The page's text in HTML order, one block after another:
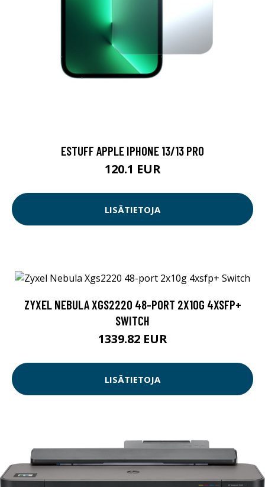
ESTUFF APPLE IPHONE 13/13 PRO
120.1 EUR
LISÄTIETOJA
ZYXEL NEBULA XGS2220 48-PORT 2X10G 4XSFP+
SWITCH
1339.82 EUR
LISÄTIETOJA